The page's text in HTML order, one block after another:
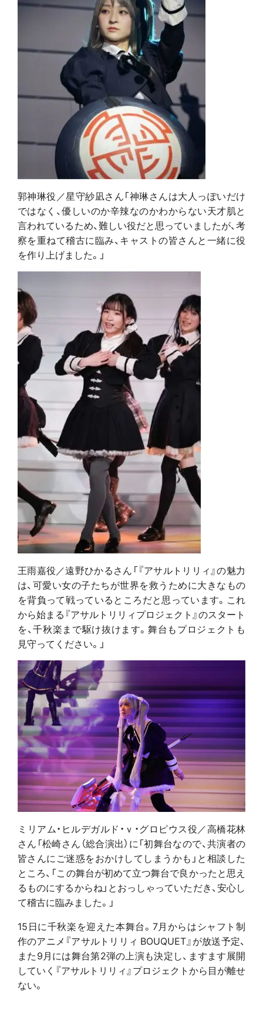
郭神琳役／星守紗凪さん「神琳さんは大人っぽいだけ
ではなく、優しいのか辛辣なのかわからない天才肌と
言われているため、難しい役だと思っていましたが、考
察を重ねて稽古に臨み、キャストの皆さんと一緒に役
を作り上げました。」
王雨嘉役／遠野ひかるさん「『アサルトリリィ』の魅力
は、可愛い女の子たちが世界を救うために大きなもの
を背負って戦っているところだと思っています。これ
から始まる『アサルトリリィプロジェクト』のスタート
を、千秋楽まで駆け抜けます。舞台もプロジェクトも
見守ってください。」
ミリアム・ヒルデガルド・ｖ・グロピウス役／高橋花林
さん「松崎さん（総合演出）に「初舞台なので、共演者の
皆さんにご迷惑をおかけしてしまうかも」と相談した
ところ、「この舞台が初めて立つ舞台で良かったと思え
るものにするからね」とおっしゃっていただき、安心し
て稽古に臨みました。」
15日に千秋楽を迎えた本舞台。7月からはシャフト制
作のアニメ『アサルトリリィ BOUQUET』が放送予定、
また9月には舞台第2弾の上演も決定し、ますます展開
していく『アサルトリリィ』プロジェクトから目が離せ
ない。